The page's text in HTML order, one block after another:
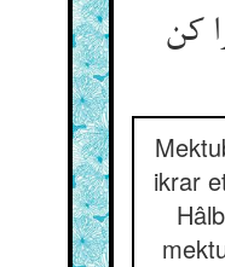
کن
ikrar